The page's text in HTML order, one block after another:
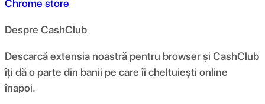
Chrome store
Despre CashClub
Descarcă extensia noastră pentru browser și CashClub
îți dă o parte din banii pe care îi cheltuiești online
înapoi.